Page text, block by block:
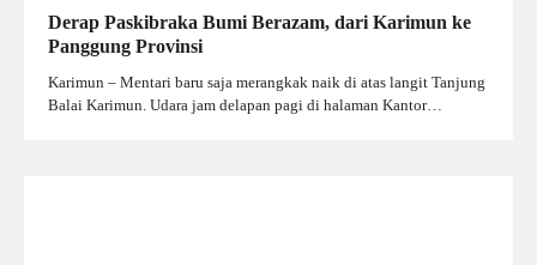
Derap Paskibraka Bumi Berazam, dari Karimun ke
Panggung Provinsi
Karimun – Mentari baru saja merangkak naik di atas langit Tanjung
Balai Karimun. Udara jam delapan pagi di halaman Kantor…